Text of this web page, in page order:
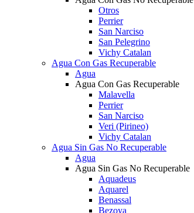
Otros
Perrier
San Narciso
San Pelegrino
Vichy Catalan
Agua Con Gas Recuperable
Agua
Agua Con Gas Recuperable
Malavella
Perrier
San Narciso
Veri (Pirineo)
Vichy Catalan
Agua Sin Gas No Recuperable
Agua
Agua Sin Gas No Recuperable
Aquadeus
Aquarel
Benassal
Bezoya